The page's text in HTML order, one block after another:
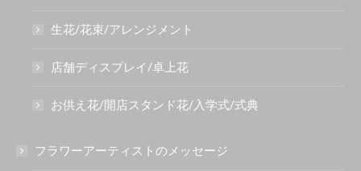
生花/花束/アレンジメント
店舗ディスプレイ/卓上花
お供え花/開店スタンド花/入学式/式典
フラワーアーティストのメッセージ